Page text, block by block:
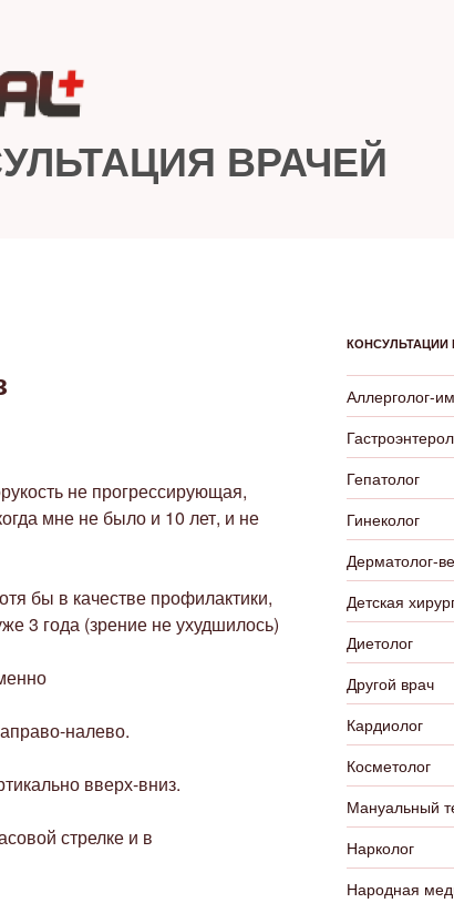
ВРАЧЕЙ
не прогрессирующая,
мне не было и 10 лет, и не
бы в качестве профилактики,
3 года (зрение не ухудшилось)
налево.
вверх-вниз.
стрелке и в
КОНСУЛЬТАЦИИ
Аллерголог-
Гепатолог
Гинеколог
Дерматолог-
Детская
Диетолог
Другой врач
Кардиолог
Косметолог
Мануальный
Нарколог
Народная